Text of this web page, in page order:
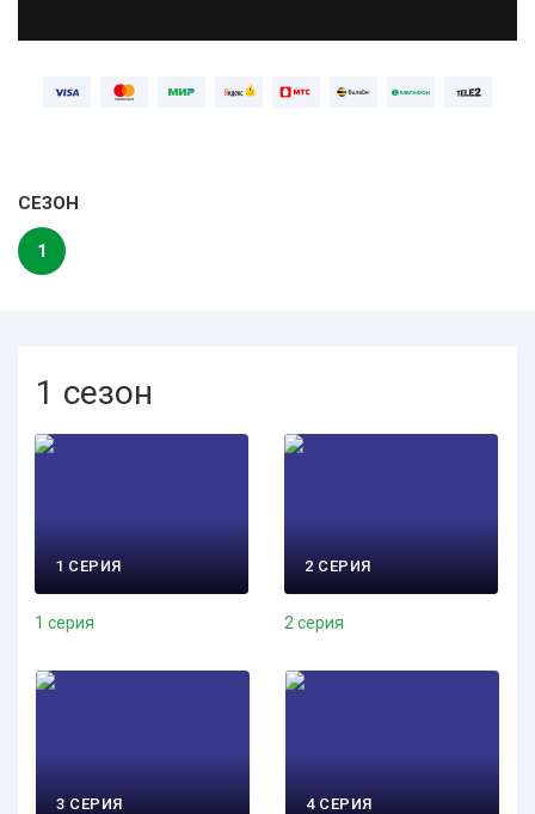
СЕЗОН
1
1 сезон
1 СЕРИЯ
1 серия
2 СЕРИЯ
2 серия
3 СЕРИЯ 4 СЕРИЯ